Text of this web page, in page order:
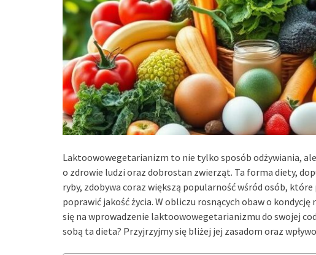
Laktoowowegetarianizm to nie tylko sposób odżywiania,
o zdrowie ludzi oraz dobrostan zwierząt. Ta forma diety,
ryby, zdobywa coraz większą popularność wśród osób,
poprawić jakość życia. W obliczu rosnących obaw o
się na wprowadzenie laktoowowegetarianizmu do swojej
sobą ta dieta? Przyjrzyjmy się bliżej jej zasadom oraz